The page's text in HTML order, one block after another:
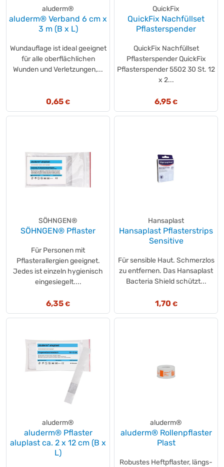
aluderm®
aluderm® Verband 6 cm x
3 m (B x L)
Wundauflage ist ideal geeignet
für alle oberflächlichen
Wunden und Verletzungen,...
0,65 €
QuickFix
QuickFix Nachfüllset
Pflasterspender
QuickFix Nachfüllset
Pflasterspender QuickFix
Pflasterspender 5502 30 St. 12
x 2...
6,95 €
SÖHNGEN®
SÖHNGEN® Pflaster
Für Personen mit
Pflasterallergien geeignet.
Jedes ist einzeln hygienisch
eingesiegelt....
6,35 €
Hansaplast
Hansaplast Pflasterstrips
Sensitive
Für sensible Haut. Schmerzlos
zu entfernen. Das Hansaplast
Bacteria Shield schützt...
1,70 €
aluderm®
aluderm® Pflaster
aluplast ca. 2 x 12 cm (B x
L)
aluderm®
aluderm® Rollenpflaster
Plast
Robustes Heftpflaster, längs-